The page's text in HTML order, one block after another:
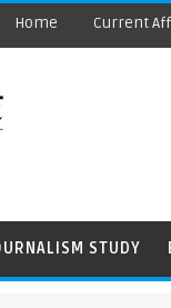
Home Current
STUDY